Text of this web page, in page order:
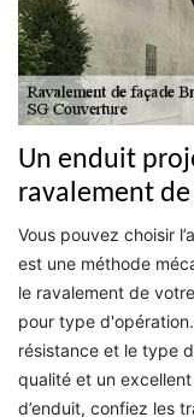
Un enduit
ravalement
Vous pouvez choisir
est une méthode
le ravalement de
pour type
résistance et le type
qualité et un
d’enduit, confiez les